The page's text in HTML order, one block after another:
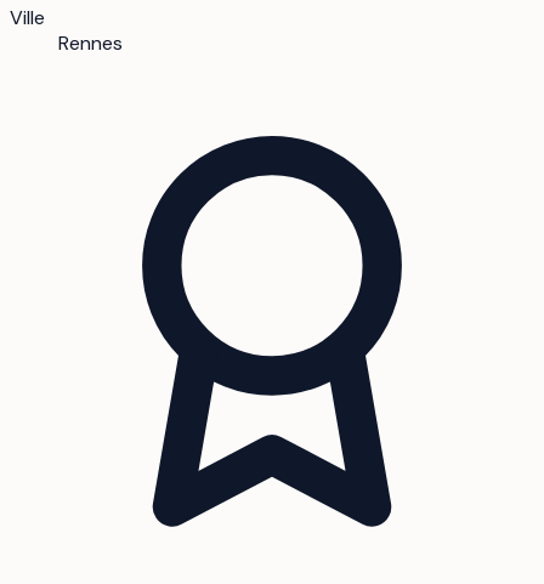
Ville
Rennes